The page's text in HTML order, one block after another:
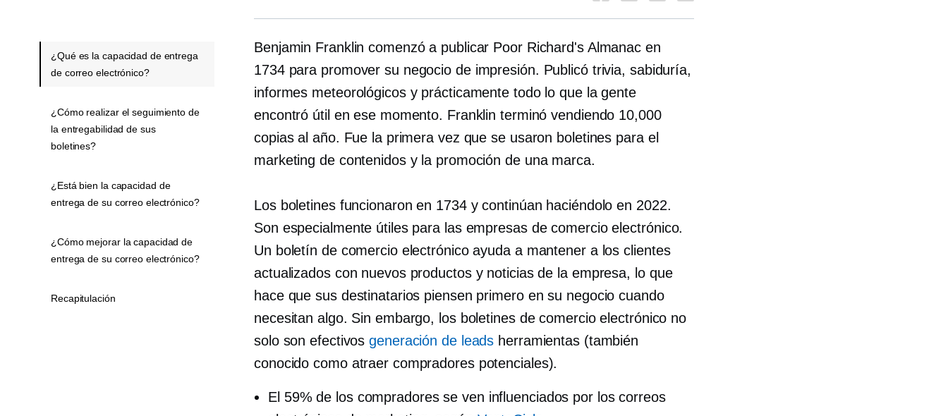
Benjamin Franklin comenzó a publicar Poor Richard's Almanac en
1734 para promover su negocio de impresión. Publicó trivia, sabiduría,
informes meteorológicos y prácticamente todo lo que la gente
encontró útil en ese momento. Franklin terminó vendiendo 10,000
copias al año. Fue la primera vez que se usaron boletines para el
marketing de contenidos y la promoción de una marca.
Los boletines funcionaron en 1734 y continúan haciéndolo en 2022.
Son especialmente útiles para las empresas de comercio electrónico.
Un boletín de comercio electrónico ayuda a mantener a los clientes
actualizados con nuevos productos y noticias de la empresa, lo que
hace que sus destinatarios piensen primero en su negocio cuando
necesitan algo. Sin embargo, los boletines de comercio electrónico no
solo son efectivosgeneración de leads herramientas (también
conocido como atraer compradores potenciales).
El 59% de los compradores se ven influenciados por los correos
¿Qué es la capacidad de entrega
de correo electrónico?
¿Cómo realizar el seguimiento de
la entregabilidad de sus
boletines?
¿Está bien la capacidad de
entrega de su correo electrónico?
¿Cómo mejorar la capacidad de
entrega de su correo electrónico?
Recapitulación